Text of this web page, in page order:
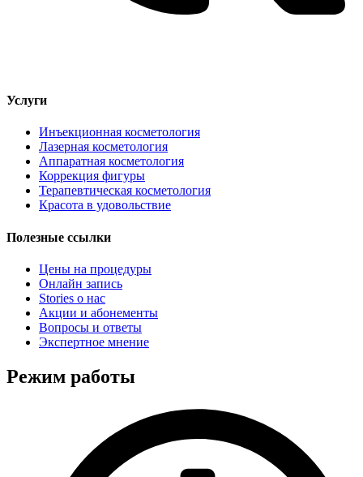
Услуги
Инъекционная косметология
Лазерная косметология
Аппаратная косметология
Коррекция фигуры
Терапевтическая косметология
Красота в удовольствие
Полезные ссылки
Цены на процедуры
Онлайн запись
Stories о нас
Акции и абонементы
Вопросы и ответы
Экспертное мнение
Режим работы